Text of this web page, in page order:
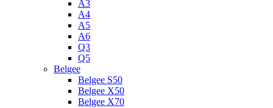
A3
A4
A5
A6
Q3
Q5
Belgee
Belgee S50
Belgee X50
Belgee X70